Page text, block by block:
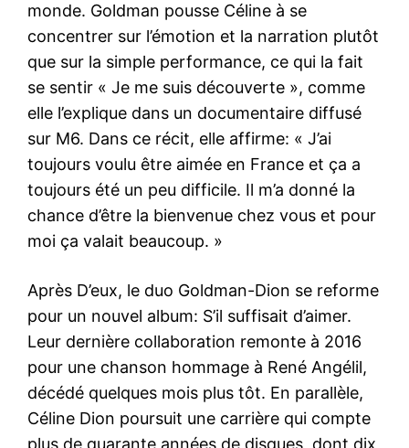
monde. Goldman pousse Céline à se
concentrer sur l’émotion et la narration plutôt
que sur la simple performance, ce qui la fait
se sentir « Je me suis découverte », comme
elle l’explique dans un documentaire diffusé
sur M6. Dans ce récit, elle affirme: « J’ai
toujours voulu être aimée en France et ça a
toujours été un peu difficile. Il m’a donné la
chance d’être la bienvenue chez vous et pour
moi ça valait beaucoup. »
Après D’eux, le duo Goldman-Dion se reforme
pour un nouvel album: S’il suffisait d’aimer.
Leur dernière collaboration remonte à 2016
pour une chanson hommage à René Angélil,
décédé quelques mois plus tôt. En parallèle,
Céline Dion poursuit une carrière qui compte